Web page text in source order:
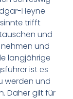
Heyne
trifft
und
und
langjährige
ist es
werden und
Daher gilt für